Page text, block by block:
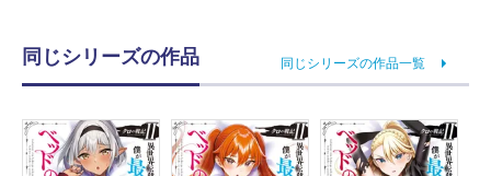
同じシリーズの作品 同じシリーズの作品一覧